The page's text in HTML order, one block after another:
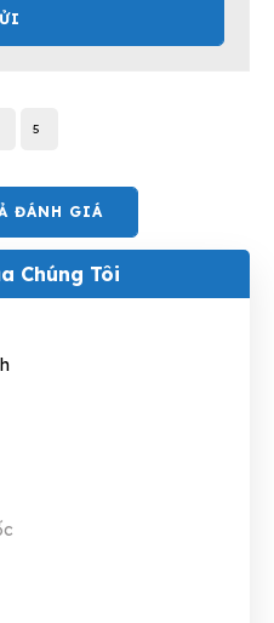
5
ĐÁNH GIÁ
Chúng Tôi